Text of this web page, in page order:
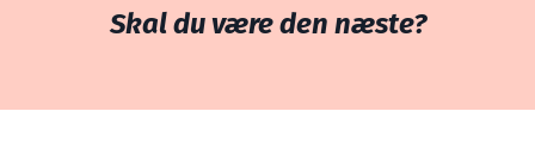
Skal du være den næste?